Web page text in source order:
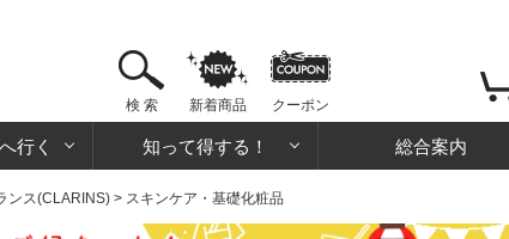
検 索 新着商品 クーポン
行く 知って得する！ 総合案内
ンス(CLARINS) > スキンケア・基礎化粧品